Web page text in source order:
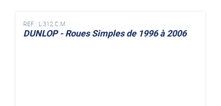
REF : L.312.C.M
DUNLOP - Roues Simples de 1996 à 2006